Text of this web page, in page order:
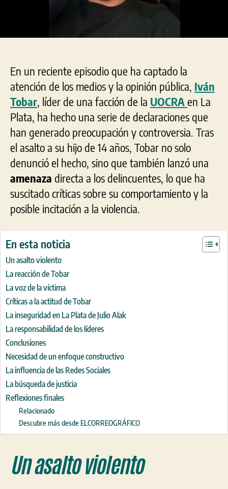
En un reciente episodio que ha captado la
atención de los medios y la opinión pública, Iván
Tobar, líder de una facción de la UOCRAen La
Plata, ha hecho una serie de declaraciones que
han generado preocupación y controversia. Tras
el asalto a su hijo de 14 años, Tobar no solo
denunció el hecho, sino que también lanzó una
amenaza directa a los delincuentes, lo que ha
suscitado críticas sobre su comportamiento y la
posible incitación a la violencia.
En esta noticia
Un asalto violento
La reacción de Tobar
La voz de la víctima
Críticas a la actitud de Tobar
La inseguridad en La Plata de Julio Alak
La responsabilidad de los líderes
Conclusiones
Necesidad de un enfoque constructivo
La influencia de las Redes Sociales
La búsqueda de justicia
Reflexiones finales
Relacionado
Descubre más desde ELCORREOGRÁFICO
Un asalto violento